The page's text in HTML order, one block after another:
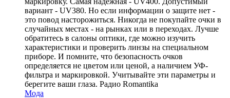
вариант - UV380. Но если информации о защите нет -
это повод насторожиться. Никогда не покупайте очки в
случайных местах - на рынках или в переходах. Лучше
обратитесь в салоны оптики, где можно изучить
характеристики и проверить линзы на специальном
приборе. И помните, что безопасность очков
определяется не цветом или ценой, а наличием УФ-
фильтра и маркировкой. Учитывайте эти параметры и
берегите ваши глаза. Радио Romantika
Мода